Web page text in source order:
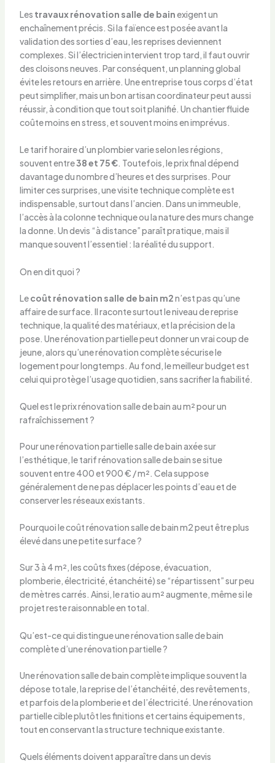
Les travaux rénovation salle de bainexigent un
enchaînement précis. Si la faïence est posée avant la
validation des sorties d’eau, les reprises deviennent
complexes. Si l’électricien intervient trop tard, il faut ouvrir
des cloisons neuves. Par conséquent, un planning global
évite les retours en arrière. Une entreprise tous corps d’état
peut simplifier, mais un bon artisan coordinateur peut aussi
réussir, à condition que tout soit planifié. Un chantier fluide
coûte moins en stress, et souvent moins en imprévus.
Le tarif horaire d’un plombier varie selon les régions,
souvent entre38 et 75 €. Toutefois, le prix final dépend
davantage du nombre d’heures et des surprises. Pour
limiter ces surprises, une visite technique complète est
indispensable, surtout dans l’ancien. Dans un immeuble,
l’accès à la colonne technique ou la nature des murs change
la donne. Un devis “à distance” paraît pratique, mais il
manque souvent l’essentiel : la réalité du support.
On en dit quoi ?
Lecoût rénovation salle de bain m2n’est pas qu’une
affaire de surface. Il raconte surtout le niveau de reprise
technique, la qualité des matériaux, et la précision de la
pose. Une rénovation partielle peut donner un vrai coup de
jeune, alors qu’une rénovation complète sécurise le
logement pour longtemps. Au fond, le meilleur budget est
celui qui protège l’usage quotidien, sans sacrifier la fiabilité.
Quel est le prix rénovation salle de bain au m² pour un
rafraîchissement ?
Pour une rénovation partielle salle de bain axée sur
l’esthétique, le tarif rénovation salle de bain se situe
souvent entre 400 et 900 € / m². Cela suppose
généralement de ne pas déplacer les points d’eau et de
conserver les réseaux existants.
Pourquoi le coût rénovation salle de bain m2 peut être plus
élevé dans une petite surface ?
Sur 3 à 4 m², les coûts fixes (dépose, évacuation,
plomberie, électricité, étanchéité) se “répartissent” sur peu
de mètres carrés. Ainsi, le ratio au m² augmente, même si le
projet reste raisonnable en total.
Qu’est-ce qui distingue une rénovation salle de bain
complète d’une rénovation partielle ?
Une rénovation salle de bain complète implique souvent la
dépose totale, la reprise de l’étanchéité, des revêtements,
et parfois de la plomberie et de l’électricité. Une rénovation
partielle cible plutôt les finitions et certains équipements,
tout en conservant la structure technique existante.
Quels éléments doivent apparaître dans un devis